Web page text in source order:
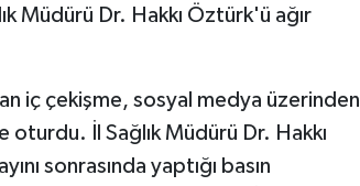
Müdürü Dr. Hakkı Öztürk'ü ağır
iç çekişme, sosyal medya üzerinden
oturdu. İl Sağlık Müdürü Dr. Hakkı
sonrasında yaptığı basın